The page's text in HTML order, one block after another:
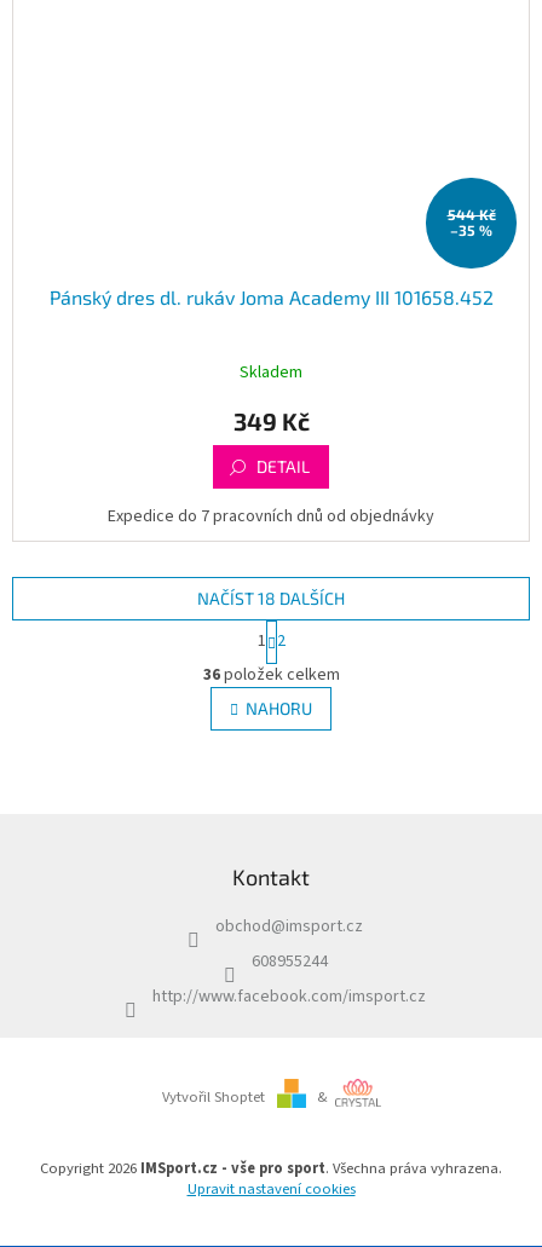
544 Kč
–35 %
Pánský dres dl. rukáv Joma Academy III 101658.452
Skladem
349 Kč
DETAIL
Expedice do 7 pracovních dnů od objednávky
O
v
l
á
r
v
k
y
v
ý
p
NAČÍST 18 DALŠÍCH
S
t
r
á
n
k
1 2
36položek celkem
NAHORU
Kontakt
obchod@imsport.cz
608955244
http://www.facebook.com/imsport.cz
Vytvořil Shoptet &
Copyright 2026 IMSport.cz - vše pro sport. Všechna práva vyhrazena.
Upravit nastavení cookies